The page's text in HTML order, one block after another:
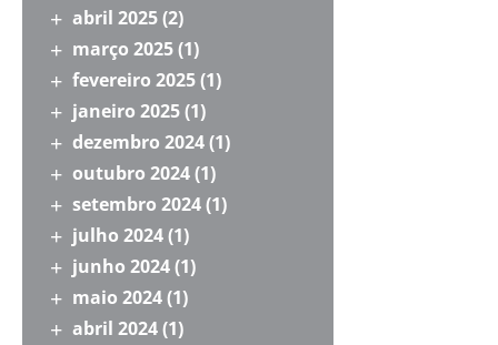
abril 2025(2)
março 2025(1)
fevereiro 2025(1)
janeiro 2025(1)
dezembro 2024(1)
outubro 2024(1)
setembro 2024(1)
julho 2024(1)
junho 2024(1)
maio 2024(1)
abril 2024(1)